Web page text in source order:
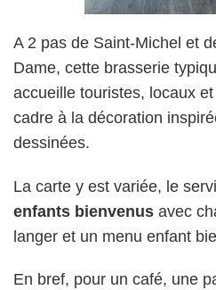
A 2 pas de Saint-Michel et
Dame, cette brasserie
accueille touristes, locaux
cadre à la décoration
dessinées.
La carte y est variée, le
enfants bienvenus avec
langer et un menu enfant
En bref, pour un café, une